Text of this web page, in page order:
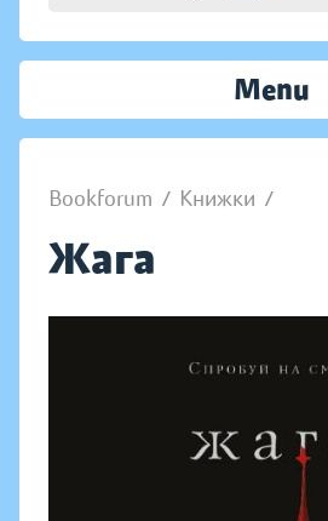
Menu
Bookforum / Книжки /
Жага